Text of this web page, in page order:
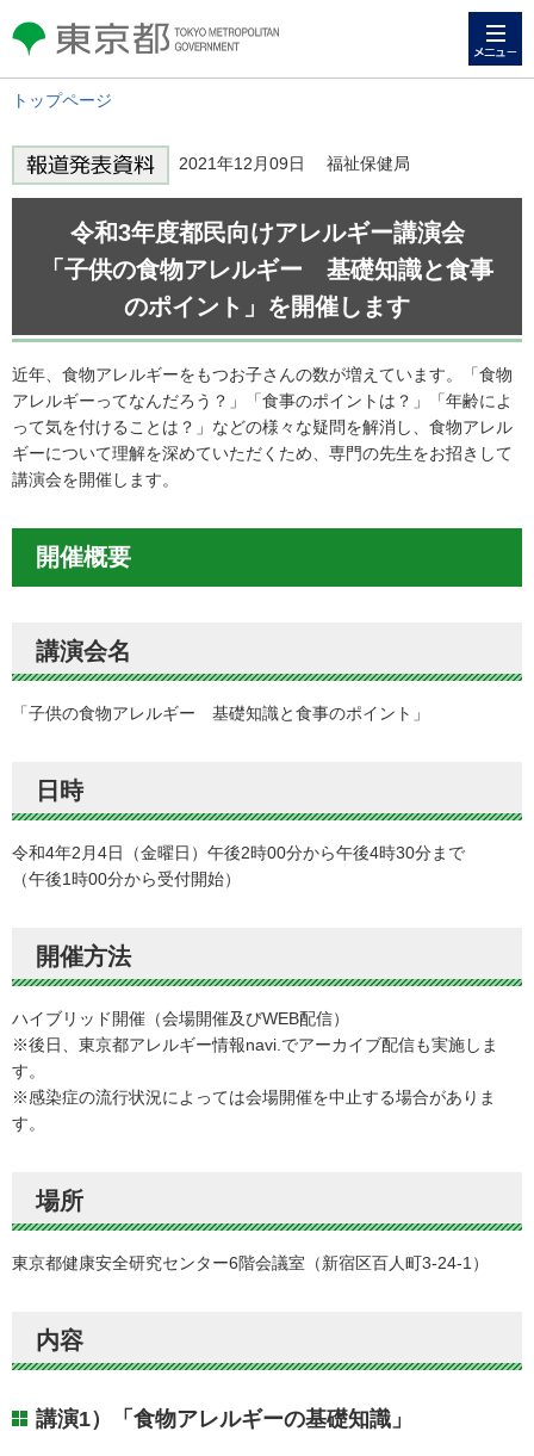
東京都 TOKYO METROPOLITAN
GOVERNMENT
トップページ
2021年12月09日 福祉保健局
令和3年度都民向けアレルギー講演会
「子供の食物アレルギー 基礎知識と食事
のポイント」を開催します
近年、食物アレルギーをもつお子さんの数が増えています。「食物
アレルギーってなんだろう？」「食事のポイントは？」「年齢によ
って気を付けることは？」などの様々な疑問を解消し、食物アレル
ギーについて理解を深めていただくため、専門の先生をお招きして
講演会を開催します。
開催概要
講演会名
「子供の食物アレルギー 基礎知識と食事のポイント」
日時
令和4年2月4日（金曜日）午後2時00分から午後4時30分まで
（午後1時00分から受付開始）
開催方法
ハイブリッド開催（会場開催及びWEB配信）
※後日、東京都アレルギー情報navi.でアーカイブ配信も実施しま
す。
※感染症の流行状況によっては会場開催を中止する場合がありま
す。
場所
東京都健康安全研究センター6階会議室（新宿区百人町3-24-1）
内容
講演1）「食物アレルギーの基礎知識」